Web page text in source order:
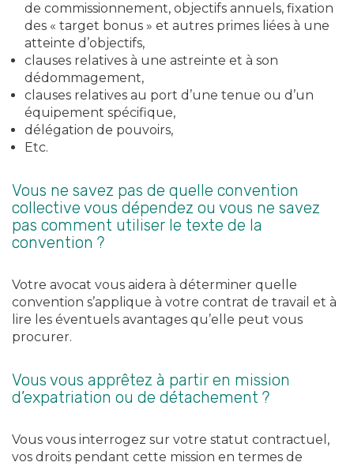
de commissionnement, objectifs annuels, fixation
des « target bonus » et autres primes liées à une
atteinte d’objectifs,
clauses relatives à une astreinte et à son
dédommagement,
clauses relatives au port d’une tenue ou d’un
équipement spécifique,
délégation de pouvoirs,
Etc.
Vous ne savez pas de quelle convention
collective vous dépendez ou vous ne savez
pas comment utiliser le texte de la
convention ?
Votre avocat vous aidera à déterminer quelle
convention s’applique à votre contrat de travail et à
lire les éventuels avantages qu’elle peut vous
procurer.
Vous vous apprêtez à partir en mission
d’expatriation ou de détachement ?
Vous vous interrogez sur votre statut contractuel,
vos droits pendant cette mission en termes de